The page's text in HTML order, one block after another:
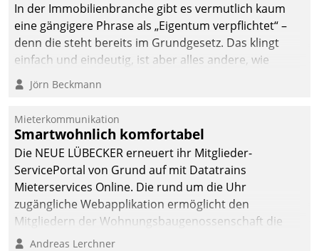
In der Immobilienbranche gibt es vermutlich kaum
eine gängigere Phrase als „Eigentum verpflichtet“ –
denn die steht bereits im Grundgesetz. Das klingt
einfach und eindeutig, ist aber alles andere, wie
Branchenbeschäftigte wissen. Denn mit der
Verantwortung folgen Verpflichtungen.
Jörn Beckmann
Mieterkommunikation
Smartwohnlich komfortabel
Die NEUE LÜBECKER erneuert ihr Mitglieder-
ServicePortal von Grund auf mit Datatrains
Mieterservices Online. Die rund um die Uhr
zugängliche Webapplikation ermöglicht den
Mitgliedern der Wohnungs­bau­genossenschaft die
Kontaktaufnahme per Smartphone, Tablet oder PC.
Andreas Lerchner